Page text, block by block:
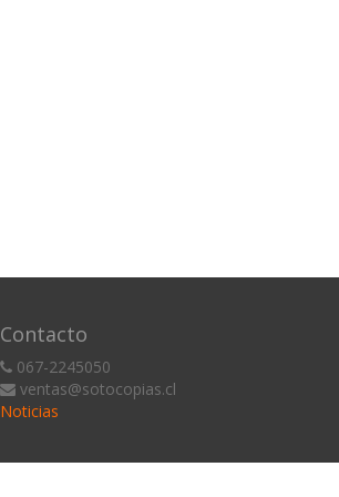
Contacto
067-2245050
ventas@sotocopias.cl
Noticias